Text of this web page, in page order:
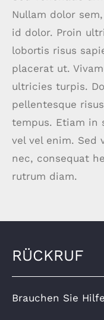
Nullam dolor
id dolor. Proin
lobortis risus
placerat ut.
ultricies turpis.
pellentesque
tempus. Etiam in
vel vel enim. Sed
nec, consequat
rutrum diam.
RÜCKRUF
Brauchen Sie